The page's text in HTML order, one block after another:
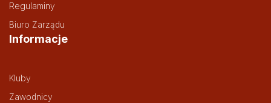
Regulaminy
Biuro Zarządu
Informacje
Kluby
Zawodnicy